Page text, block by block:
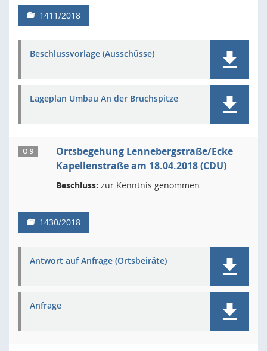
1411/2018
Beschlussvorlage (Ausschüsse)
Lageplan Umbau An der Bruchspitze
Ö 9
Ortsbegehung Lennebergstraße/Ecke
Kapellenstraße am 18.04.2018 (CDU)
Beschluss: zur Kenntnis genommen
1430/2018
Antwort auf Anfrage (Ortsbeiräte)
Anfrage